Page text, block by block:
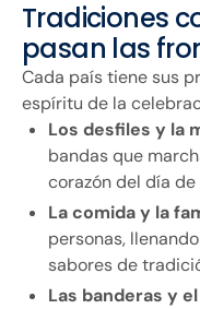
Tradiciones
pasan las
Cada país tiene sus
espíritu de la
Los desfiles y la
bandas que
corazón del día
La comida y la
personas,
sabores de
Las banderas y